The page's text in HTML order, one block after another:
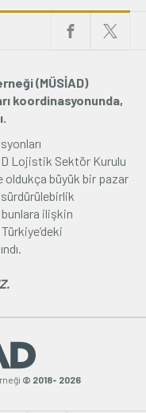
Galeri
(MÜSİAD)
koordinasyonunda,
Lojistik Sektör Kurulu
oldukça büyük bir pazar
ilişkin
© 2018- 2026